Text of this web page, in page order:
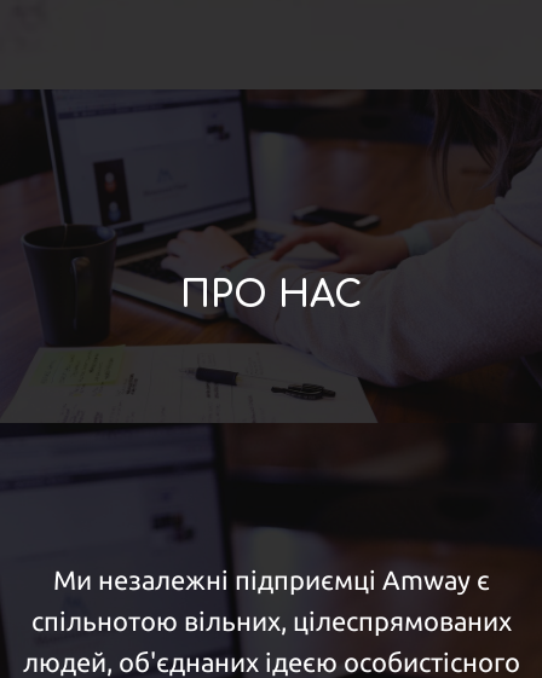
ПРО НАС
Ми незалежні підприємці Amway є
спільнотою вільних, цілеспрямованих
людей, об'єднаних ідеєю особистісного